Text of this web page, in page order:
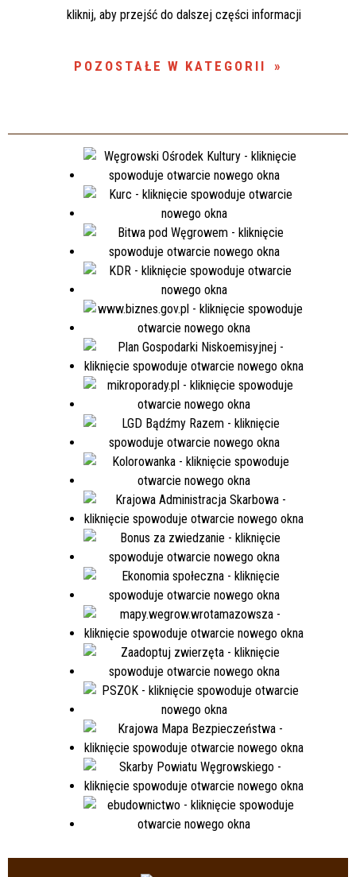
kliknij, aby przejść do dalszej części informacji
POZOSTAŁE W KATEGORII